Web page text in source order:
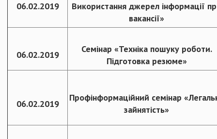
06.02.2019
Використання джерел інформації
вакансії»
06.02.2019
Семінар «Техніка пошуку роботи.
Підготовка резюме»
06.02.2019
Профінформаційний семінар
зайнятість»